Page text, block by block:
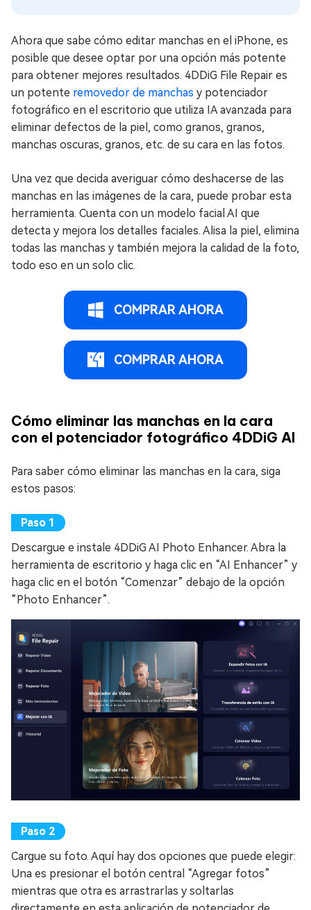
Ahora que sabe cómo editar manchas en el iPhone, es
posible que desee optar por una opción más potente
para obtener mejores resultados. 4DDiG File Repair es
un potente removedor de manchas y potenciador
fotográfico en el escritorio que utiliza IA avanzada para
eliminar defectos de la piel, como granos, granos,
manchas oscuras, granos, etc. de su cara en las fotos.
Una vez que decida averiguar cómo deshacerse de las
manchas en las imágenes de la cara, puede probar esta
herramienta. Cuenta con un modelo facial AI que
detecta y mejora los detalles faciales. Alisa la piel, elimina
todas las manchas y también mejora la calidad de la foto,
todo eso en un solo clic.
COMPRAR AHORA
COMPRAR AHORA
Cómo eliminar las manchas en la cara
con el potenciador fotográfico 4DDiG AI
Para saber cómo eliminar las manchas en la cara, siga
estos pasos:
Descargue e instale 4DDiG AI Photo Enhancer. Abra la
herramienta de escritorio y haga clic en “AI Enhancer” y
haga clic en el botón “Comenzar” debajo de la opción
“Photo Enhancer”.
Cargue su foto. Aquí hay dos opciones que puede elegir:
Una es presionar el botón central “Agregar fotos”
mientras que otra es arrastrarlas y soltarlas